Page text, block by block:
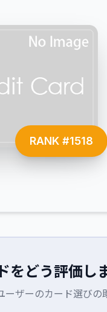
RANK #1518
をどう評価し
ーザーのカード選びの